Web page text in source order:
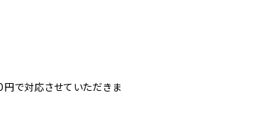
円で対応させていただきま